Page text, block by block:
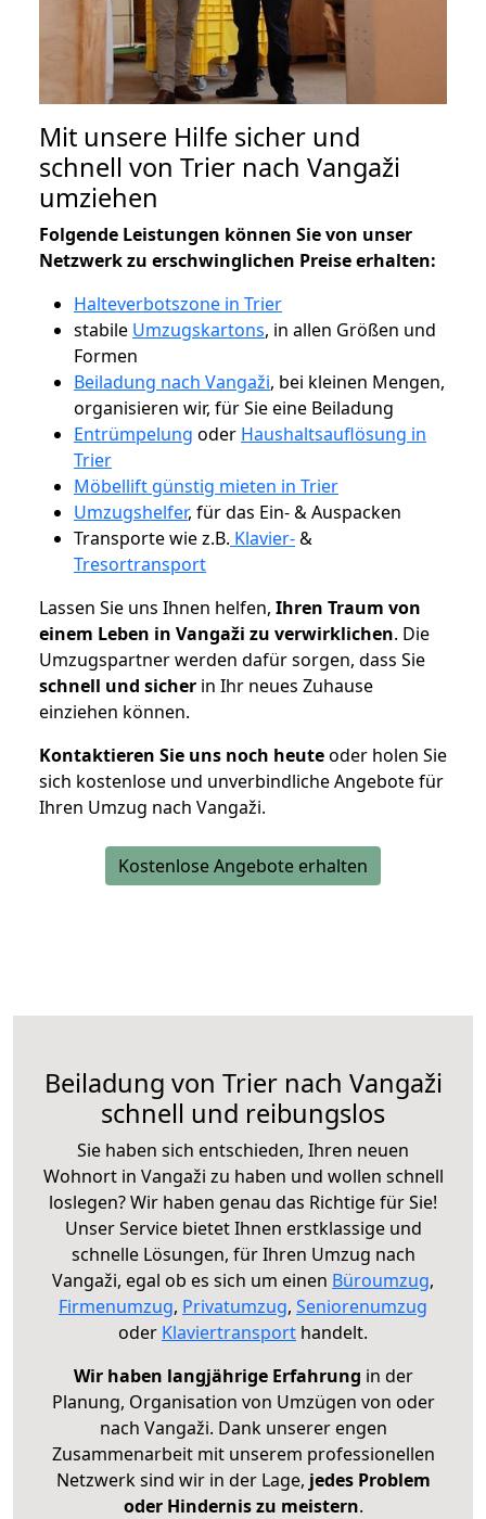
Mit unsere Hilfe sicher und
schnell von Trier nach Vangaži
umziehen
Folgende Leistungen können Sie von unser
Netzwerk zu erschwinglichen Preise erhalten:
Halteverbotszone in Trier
stabile Umzugskartons, in allen Größen und
Formen
Beiladung nach Vangaži, bei kleinen Mengen,
organisieren wir, für Sie eine Beiladung
Entrümpelung oder Haushaltsauflösung in
Trier
Möbellift günstig mieten in Trier
Umzugshelfer, für das Ein- & Auspacken
Transporte wie z.B. Klavier-&
Tresortransport
Lassen Sie uns Ihnen helfen, Ihren Traum von
einem Leben in Vangaži zu verwirklichen. Die
Umzugspartner werden dafür sorgen, dass Sie
schnell und sicher in Ihr neues Zuhause
einziehen können.
Kontaktieren Sie uns noch heuteoder holen Sie
sich kostenlose und unverbindliche Angebote für
Ihren Umzug nach Vangaži.
Kostenlose Angebote erhalten
Beiladung von Trier nach Vangaži
schnell und reibungslos
Sie haben sich entschieden, Ihren neuen
Wohnort in Vangaži zu haben und wollen schnell
loslegen? Wir haben genau das Richtige für Sie!
Unser Service bietet Ihnen erstklassige und
schnelle Lösungen, für Ihren Umzug nach
Vangaži, egal ob es sich um einen Büroumzug,
Firmenumzug, Privatumzug, Seniorenumzug
oder Klaviertransport handelt.
Wir haben langjährige Erfahrung in der
Planung, Organisation von Umzügen von oder
nach Vangaži. Dank unserer engen
Zusammenarbeit mit unserem professionellen
Netzwerk sind wir in der Lage, jedes Problem
oder Hindernis zu meistern.